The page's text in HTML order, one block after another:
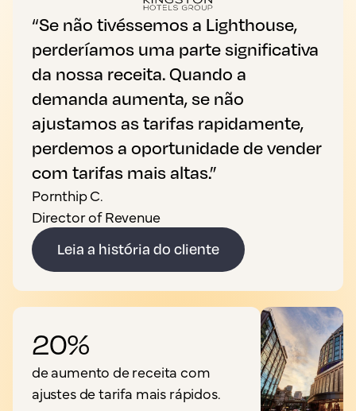
“Se não tivéssemos a Lighthouse,
perderíamos uma parte significativa
da nossa receita. Quando a
demanda aumenta, se não
ajustamos as tarifas rapidamente,
perdemos a oportunidade de vender
com tarifas mais altas.”
Pornthip C.
Director of Revenue
Leia a história do cliente
20%
de aumento de receita com
ajustes de tarifa mais rápidos.